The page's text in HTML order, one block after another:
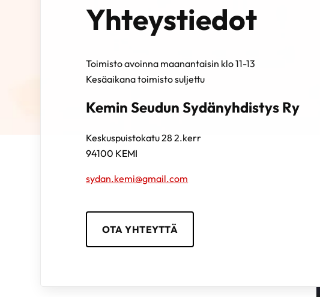
Yhteystiedot
Toimisto avoinna maanantaisin klo 11-13
Kesäaikana toimisto suljettu
Kemin Seudun Sydänyhdistys Ry
Keskuspuistokatu 28 2.kerr
94100 KEMI
sydan.kemi@gmail.com
OTA YHTEYTTÄ